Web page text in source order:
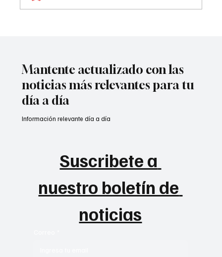
Mantente actualizado con las
noticias más relevantes para tu
día a día
Suscribete a
nuestro boletín de
noticias
Información relevante día a día